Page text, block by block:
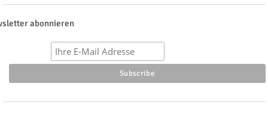
abonnieren